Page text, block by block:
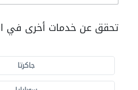
تحقق عن خدمات أخرى في
جاكرتا